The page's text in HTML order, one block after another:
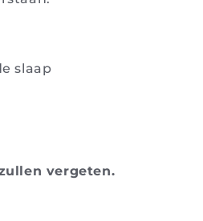
slaap
vergeten.